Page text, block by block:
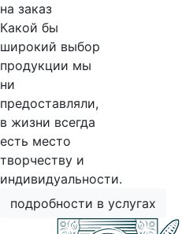
на заказ
Какой бы
широкий выбор
продукции мы
ни
предоставляли,
в жизни всегда
есть место
творчеству и
индивидуальности.
подробности в услугах